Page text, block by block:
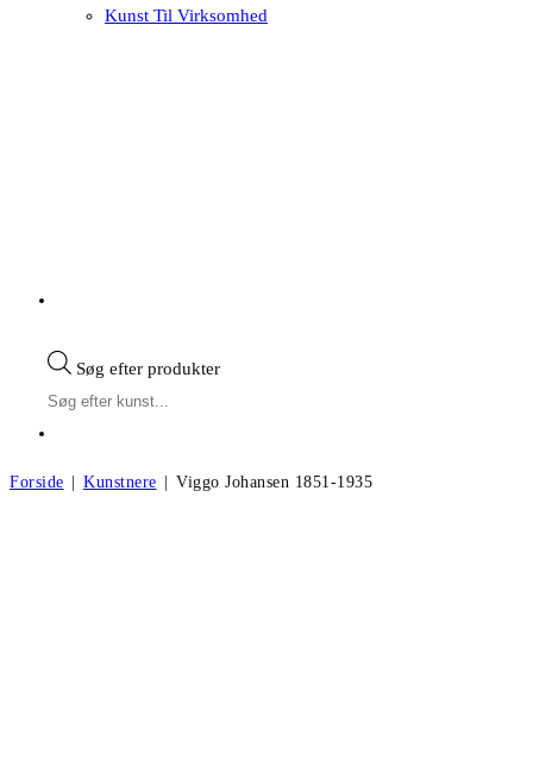
Kunst Til Virksomhed
Søg efter produkter
Forside | Kunstnere | Viggo Johansen 1851-1935